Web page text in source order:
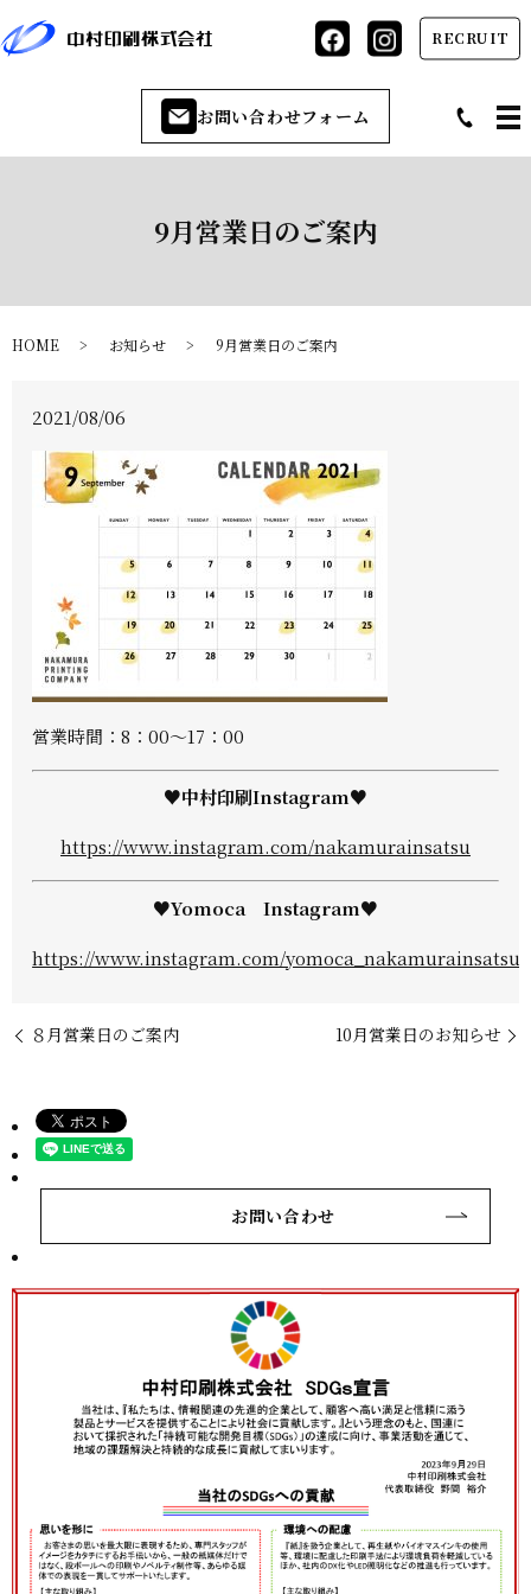
お問い合わせフォーム
RECRUIT
9月営業日のご案内
HOME お知らせ 9月営業日のご案内
2021/08/06
営業時間：8：00～17：00
♥中村印刷Instagram♥
https://www.instagram.com/nakamurainsatsu
♥Yomoca Instagram♥
https://www.instagram.com/yomoca_nakamurainsatsu/
８月営業日のご案内 10月営業日のお知らせ
お問い合わせ